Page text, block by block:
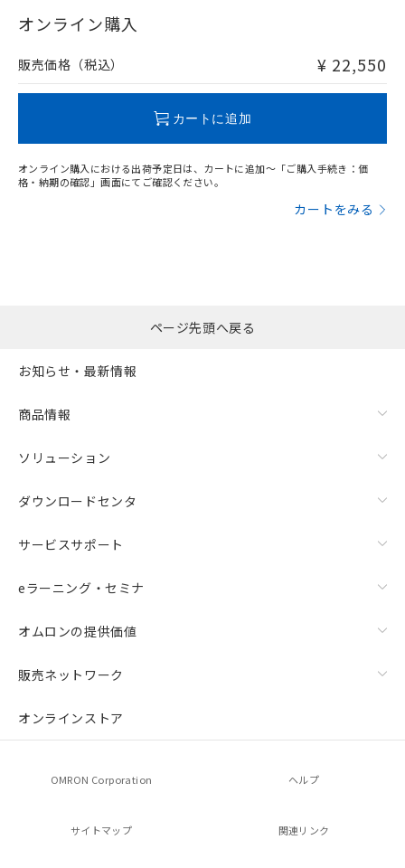
在庫等で未対応品が混在する可能性があります。
問い合わせください。
オンライン購入
販売価格（税込） ¥ 22,550
カートに追加
オンライン購入における出荷予定日は、カートに追加～「ご購入手続き：価
格・納期の確認」画面にてご確認ください。
カートをみる
ページ先頭へ戻る
お知らせ・最新情報
商品情報
ソリューション
ダウンロードセンタ
サービスサポート
eラーニング・セミナ
オムロンの提供価値
販売ネットワーク
オンラインストア
OMRON Corporation ヘルプ
サイトマップ 関連リンク